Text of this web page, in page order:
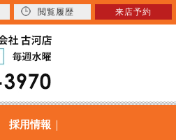
採用情報
閲覧履歴 来店予約